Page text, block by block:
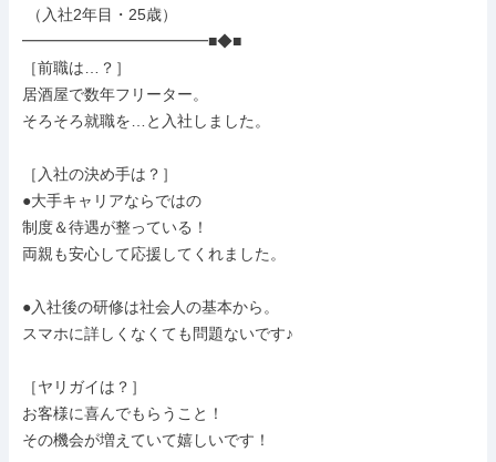
━━━━━━━━━━━━■◆■
［前職は…？］
居酒屋で数年フリーター。
そろそろ就職を…と入社しました。
［入社の決め手は？］
●大手キャリアならではの
制度＆待遇が整っている！
両親も安心して応援してくれました。
●入社後の研修は社会人の基本から。
スマホに詳しくなくても問題ないです♪
［ヤリガイは？］
お客様に喜んでもらうこと！
その機会が増えていて嬉しいです！